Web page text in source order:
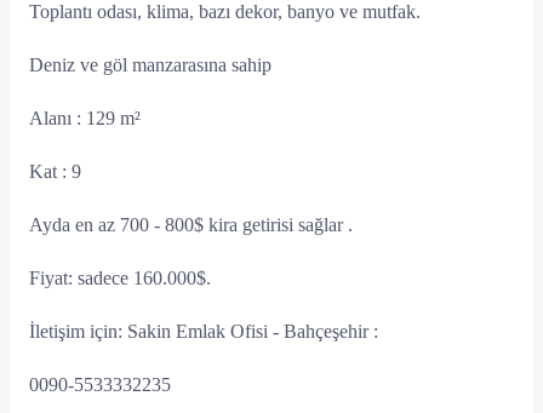
Toplantı odası, klima, bazı dekor, banyo ve mutfak.
Deniz ve göl manzarasına sahip
Alanı : 129 m²
Kat : 9
Ayda en az 700 - 800$ kira getirisi sağlar .
Fiyat: sadece 160.000$.
İletişim için: Sakin Emlak Ofisi - Bahçeşehir :
0090-5533332235